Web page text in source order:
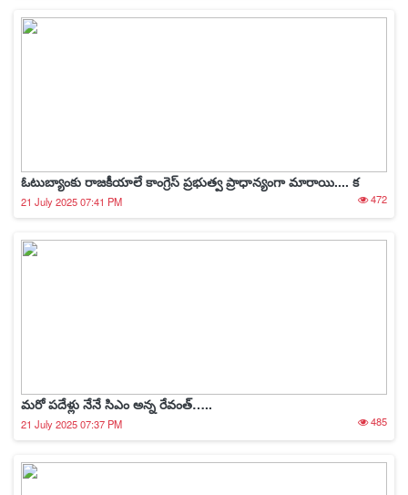
ఓటుబ్యాంకు రాజకీయాలే కాంగ్రెస్ ప్రభుత్వ ప్రాధాన్యంగా మారాయి.... క
21 July 2025 07:41 PM 472
మరో పదేళ్లు నేనే సిఎం అన్న రేవంత్…..
21 July 2025 07:37 PM 485